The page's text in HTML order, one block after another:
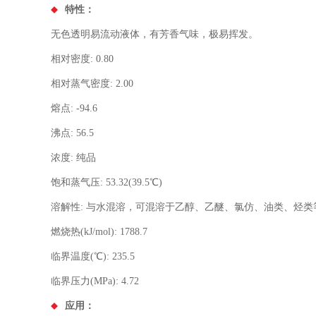
特性：
无色透明易流动液体，有芳香气味，极易挥发。
相对密度: 0.80
相对蒸气密度: 2.00
熔点: -94.6
沸点: 56.5
浓度: 纯品
饱和蒸气压: 53.32(39.5℃)
溶解性: 与水混溶，可混溶于乙醇、乙醚、氯仿、油类、烃类
燃烧热(kJ/mol): 1788.7
临界温度(℃): 235.5
临界压力(MPa): 4.72
应用：